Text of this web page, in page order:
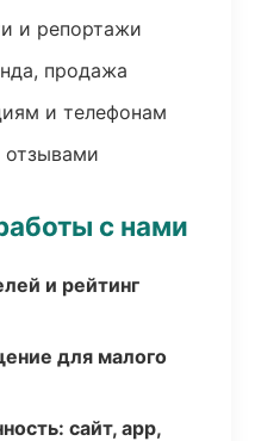
и репортажи
продажа
и телефонам
отзывами
с нами
и рейтинг
для малого
сайт, app,